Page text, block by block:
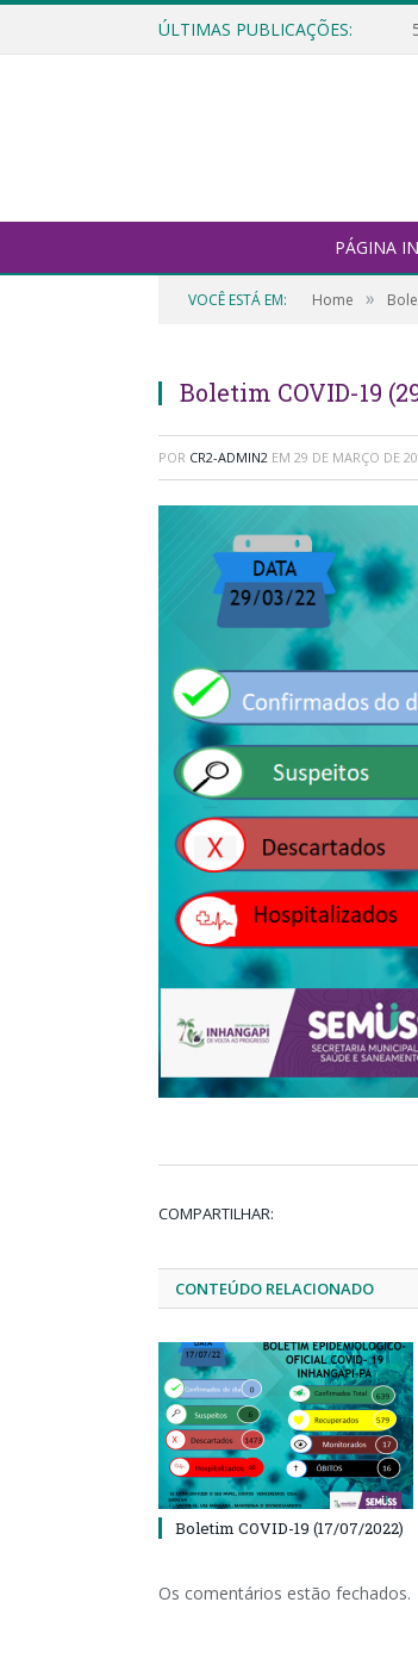
ÚLTIMAS PUBLICAÇÕES:
PÁGINA
VOCÊ ESTÁ EM: Home »
Boletim COVID-19
POR CR2-ADMIN2 EM 29 DE MARÇO DE
COMPARTILHAR:
CONTEÚDO RELACIONADO
Boletim COVID-19 (17/07/2022)
Os comentários estão fechados.